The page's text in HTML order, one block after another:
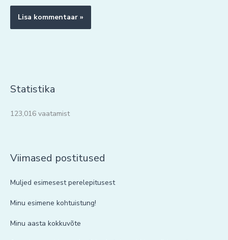
Statistika
123,016 vaatamist
Viimased postitused
Muljed esimesest perelepitusest
Minu esimene kohtuistung!
Minu aasta kokkuvõte